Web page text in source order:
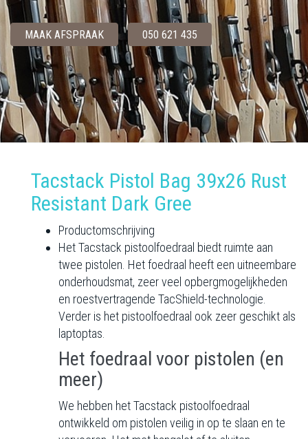
MAAK AFSPRAAK 050 621 435
Tacstack Pistol Bag 39x26 Rust
Resistant Dark Gree
Productomschrijving
Het Tacstack pistoolfoedraal biedt ruimte aan
twee pistolen. Het foedraal heeft een uitneembare
onderhoudsmat, zeer veel opbergmogelijkheden
en roestvertragende TacShield-technologie.
Verder is het pistoolfoedraal ook zeer geschikt als
laptoptas.
Het foedraal voor pistolen (en
meer)
We hebben het Tacstack pistoolfoedraal
ontwikkeld om pistolen veilig in op te slaan en te